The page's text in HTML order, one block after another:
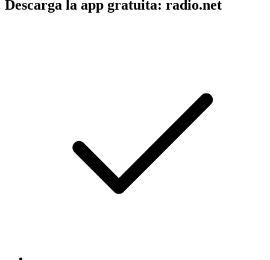
Descarga la app gratuita: radio.net